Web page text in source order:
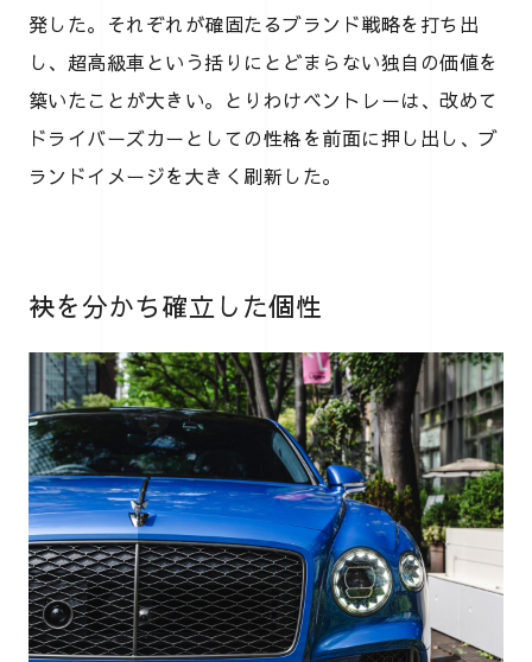
発した。それぞれが確固たるブランド戦略を打ち出
し、超高級車という括りにとどまらない独自の価値を
築いたことが大きい。とりわけベントレーは、改めて
ドライバーズカーとしての性格を前面に押し出し、ブ
ランドイメージを大きく刷新した。
袂を分かち確立した個性